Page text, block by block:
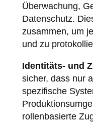
Überwachung,
Datenschutz.
zusammen, um
und zu
Identitäts- und
sicher, dass nur
spezifische
rollenbasierte